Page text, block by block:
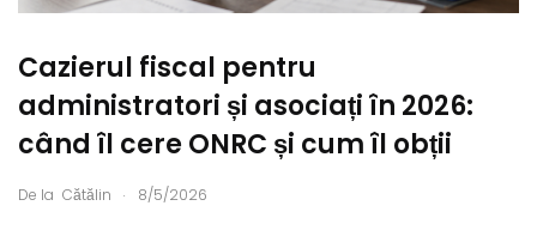
Cazierul fiscal pentru
administratori și asociați în 2026:
când îl cere ONRC și cum îl obții
De la Cătălin . 8/5/2026